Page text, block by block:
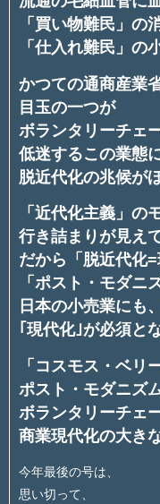
「買い物難民」の
「仕入れ難民」の
かつての通商産業
目玉の一つが
ボランタリーチェ
低迷するこの業態
脱近代化の兆候が
「近代化主義」の
行き詰まりが見えて
だから「脱近代化
「ポスト・モダニ
日本の小売業にも
｢現代化｣が必須と
「コスモス・ベリ
ポスト・モダニズ
ボランタリーチェ
商業現代化の大き
今年最後の号は、
思い切って、